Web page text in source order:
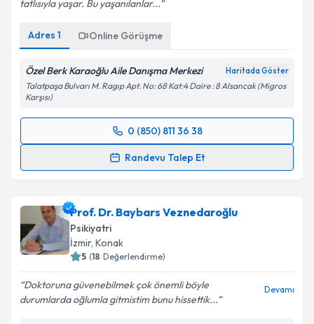
Metni'ni okudum ve kişisel verilerimin belirtilen
kapsamda işlenmesini kabul ediyorum.
Takvim Talebini Gönder
tatlısıyla yaşar. Bu yaşanılanlar...
Adres 1 Online Görüşme
Özel Berk Karaoğlu Aile Danışma Merkezi Haritada Göster
Talatpaşa Bulvarı M. Ragıp Apt. No: 68 Kat:4 Daire : 8 Alsancak (Migros
Karşısı)
0 (850) 811 36 38
Randevu Talep Et
Randevu Takvimi Talebi
almanız için bir takvim hazırlandığında e-posta ile
bilgilendireceğiz.
E-posta Adresiniz
Prof. Dr. Baybars Veznedaroğlu
Psikiyatri
İzmir, Konak
5 (18 Değerlendirme)
Doktoruna güvenebilmek çok önemli böyle
durumlarda oğlumla gitmistim bunu hissettik...
Devamı